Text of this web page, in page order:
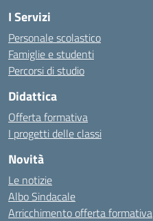
I Servizi
Personale scolastico
Famiglie e studenti
Percorsi di studio
Didattica
Offerta formativa
I progetti delle classi
Novità
Le notizie
Albo Sindacale
Arricchimento offerta formativa